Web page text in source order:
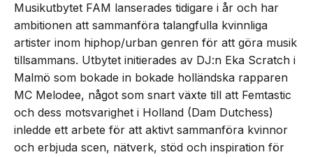
Musikutbytet FAM lanserades tidigare i år och har
ambitionen att sammanföra talangfulla kvinnliga
artister inom hiphop/urban genren för att göra musik
tillsammans. Utbytet initierades av DJ:n Eka Scratch i
Malmö som bokade in bokade holländska rapparen
MC Melodee, något som snart växte till att Femtastic
och dess motsvarighet i Holland (Dam Dutchess)
inledde ett arbete för att aktivt sammanföra kvinnor
och erbjuda scen, nätverk, stöd och inspiration för